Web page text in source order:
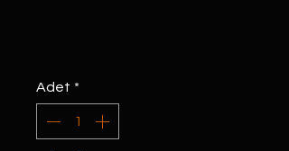
Adet *